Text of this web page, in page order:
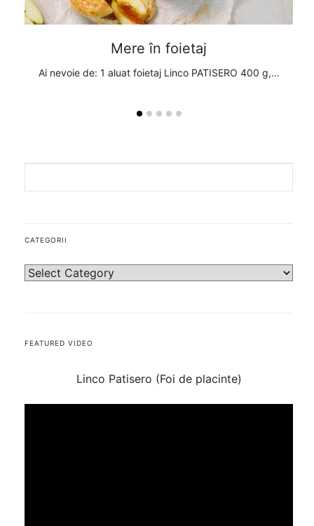
Mere în foietaj
Ai nevoie de: 1 aluat foietaj Linco PATISERO 400 g,…
CATEGORII
FEATURED VIDEO
Linco Patisero (Foi de placinte)